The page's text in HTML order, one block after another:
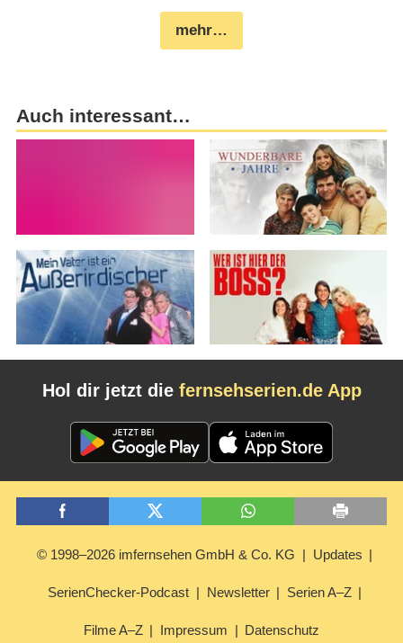
mehr…
Auch interessant…
Hol dir jetzt die fernsehserien.de App
© 1998–2026 imfernsehen GmbH & Co. KG Updates
SerienChecker-Podcast Newsletter Serien A–Z
Filme A–Z Impressum Datenschutz